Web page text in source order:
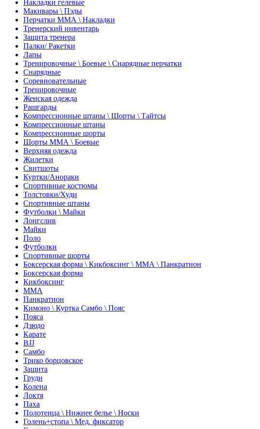
Накладки гелевые
Макивары \ Пэды
Перчатки ММА \ Накладки
Тренерский инвентарь
Защита тренера
Палки/ Ракетки
Лапы
Тренировочные \ Боевые \ Снарядные перчатки
Снарядные
Соревновательные
Тренировочные
Женская одежда
Рашгарды
Компрессионные штаны \ Шорты \ Тайтсы
Компрессионные штаны
Компрессионные шорты
Шорты ММА \ Боевые
Верхняя одежда
Жилетки
Свитшоты
Куртки/Анораки
Спортивные костюмы
Толстовки/Худи
Спортивные штаны
Футболки \ Майки
Лонгслив
Майки
Поло
Футболки
Спортивные шорты
Боксерская форма \ Кикбоксинг \ ММА \ Панкратион
Боксерская форма
Кикбоксинг
ММА
Панкратион
Кимоно \ Куртка Самбо \ Пояс
Пояса
Дзюдо
Карате
BJJ
Самбо
Трико борцовское
Защита
Груди
Колена
Локтя
Паха
Полотенца \ Нижнее белье \ Носки
Голень+стопа \ Мед. фиксатор